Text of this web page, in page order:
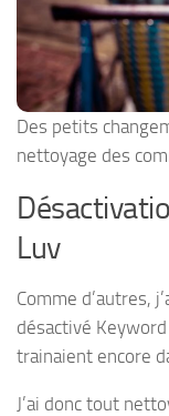
Des petits
nettoyage des
Luv
Comme d’autres,
désactivé
trainaient encore
J’ai donc tout